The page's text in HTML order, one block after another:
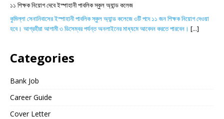
১১ শিক্ষক নিয়োগ দেবে ইস্পাহানী পাবলিক স্কুল অ্যান্ড কলেজ
কুমিল্লা সেনানিবাসের ইস্পাহানী পাবলিক স্কুল অ্যান্ড কলেজে ৩টি পদে ১১ জন শিক্ষক নিয়োগ দেওয়া
হবে। আগ্রহীরা আগামী ৩ ডিসেম্বর পর্যন্ত অনলাইনের মাধ্যমে আবেদন করতে পারবেন। [...]
Categories
Bank Job
Career Guide
Cover Letter